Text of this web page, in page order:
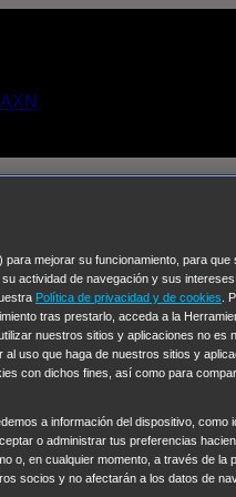
un
Videos
Cards Despedida Salvaje
libras y un sueño Mr
Susan Ryeland: Moonflower
Nueva Orleans Pandora En
Alert: Unidad de
mejorar su funcionamiento, para que
actividad de navegación y sus
Política de privacidad y de cookies .
tras prestarlo, acceda a la
nuestros sitios y aplicaciones no es
uso que haga de nuestros sitios y
con dichos fines, así como para
a información del dispositivo, como
o administrar tus preferencias
o, en cualquier momento, a través de la
socios y no afectarán a los datos de